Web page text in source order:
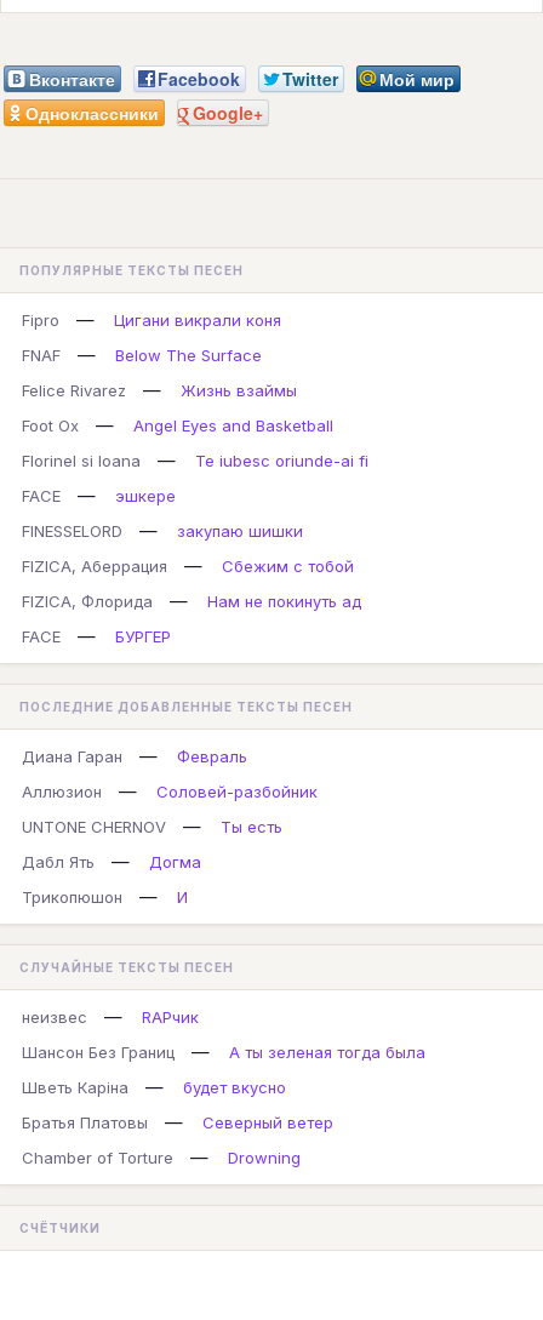
Вконтакте Facebook Twitter
Мой мир
Одноклассники
Google+
ПОПУЛЯРНЫЕ ТЕКСТЫ ПЕСЕН
Fipro —
Цигани викрали коня
FNAF
—
Below The Surface
Felice Rivarez
—
Жизнь взаймы
Foot Ox
—
Angel Eyes and Basketball
Florinel si Ioana
—
Te iubesc oriunde-ai fi
FACE
—
эшкере
FINESSELORD
—
закупаю шишки
FIZICA, Аберрация
—
Сбежим с тобой
FIZICA, Флорида
—
Нам не покинуть ад
FACE
— БУРГЕР
ПОСЛЕДНИЕ ДОБАВЛЕННЫЕ ТЕКСТЫ ПЕСЕН
Диана Гаран —
Февраль
Аллюзион
—
Соловей-разбойник
UNTONE CHERNOV
—
Ты есть
Дабл Ять
—
Догма
Трикопюшон
— И
СЛУЧАЙНЫЕ ТЕКСТЫ ПЕСЕН
неизвес —
RAPчик
Шансон Без Границ
—
А ты зеленая тогда была
Шветь Каріна
—
будет вкусно
Братья Платовы
—
Северный ветер
Chamber of Torture
— Drowning
СЧЁТЧИКИ